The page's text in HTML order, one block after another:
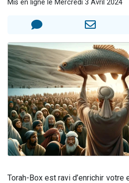
Il reste 49 places
Eva vient de donner
Mis en ligne le Mercredi 3 Avril 2024
Torah-Box est ravi d’enrichir votre